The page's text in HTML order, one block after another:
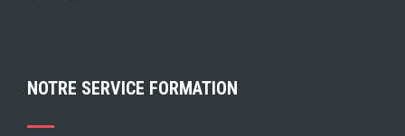
NOTRE SERVICE FORMATION